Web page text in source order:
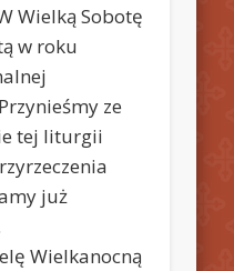
Wielką Sobotę
w roku
ze
tej liturgii
już
Wielkanocną